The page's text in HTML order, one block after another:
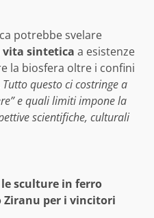
potrebbe svelare
vita sintetica a esistenze
la biosfera oltre i confini
Tutto questo ci costringe a
e quali limiti impone la
scientifiche, culturali
le sculture in ferro
Ziranu per i vincitori